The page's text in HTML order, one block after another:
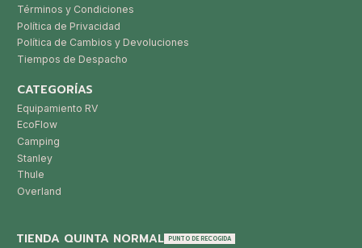
Términos y Condiciones
Política de Privacidad
Política de Cambios y Devoluciones
Tiempos de Despacho
CATEGORÍAS
Equipamiento RV
EcoFlow
Camping
Stanley
Thule
Overland
TIENDA QUINTA NORMAL PUNTO DE RECOGIDA